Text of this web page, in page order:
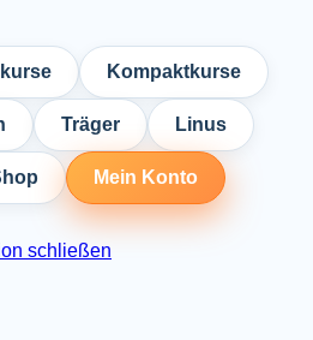
Kompaktkurse
Träger Linus
Mein Konto
schließen